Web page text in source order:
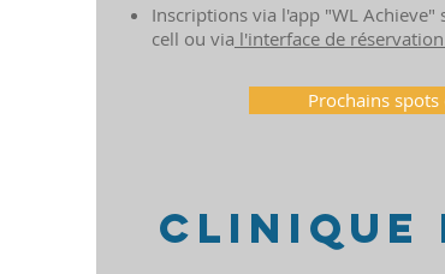
Inscriptions via l'app "WL Achieve"
cell ou via l'interface de réservation
Prochains
CLINIQUE